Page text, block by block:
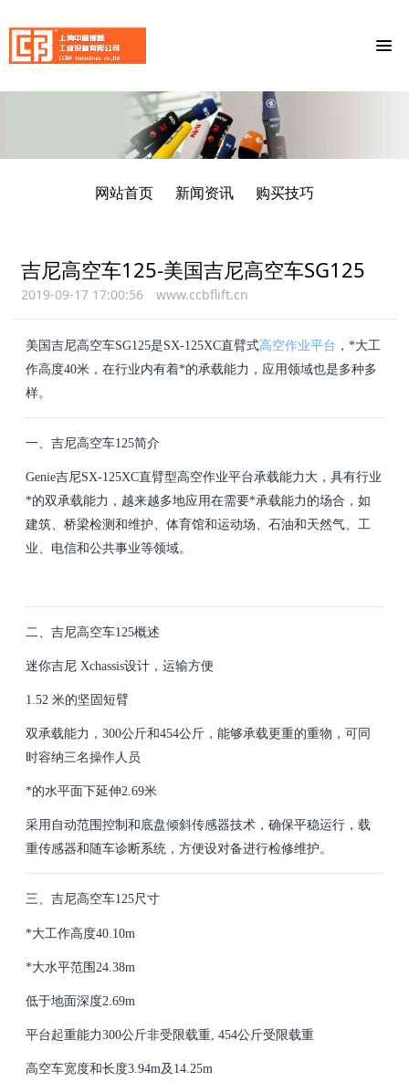
网站首页 新闻资讯 购买技巧
吉尼高空车125-美国吉尼高空车SG125
2019-09-17 17:00:56 www.ccbflift.cn
美国吉尼高空车SG125是SX-125XC直臂式高空作业平台 ，*大工
作高度40米，在行业内有着*的承载能力，应用领域也是多种多
样。
一、吉尼高空车125简介
Genie吉尼SX-125XC直臂型高空作业平台承载能力大，具有行业
*的双承载能力，越来越多地应用在需要*承载能力的场合，如
建筑、桥梁检测和维护、体育馆和运动场、石油和天然气、工
业、电信和公共事业等领域。
二、吉尼高空车125概述
迷你吉尼 Xchassis设计，运输方便
1.52 米的坚固短臂
双承载能力，300公斤和454公斤，能够承载更重的重物，可同
时容纳三名操作人员
*的水平面下延伸2.69米
采用自动范围控制和底盘倾斜传感器技术，确保平稳运行，载
重传感器和随车诊断系统，方便设对备进行检修维护。
三、吉尼高空车125尺寸
*大工作高度40.10m
*大水平范围24.38m
低于地面深度2.69m
平台起重能力300公斤非受限载重, 454公斤受限载重
高空车宽度和长度3.94m及14.25m